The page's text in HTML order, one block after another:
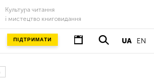
Культура читання
і мистецтво книговидання
UA EN
ПІДТРИМАТИ